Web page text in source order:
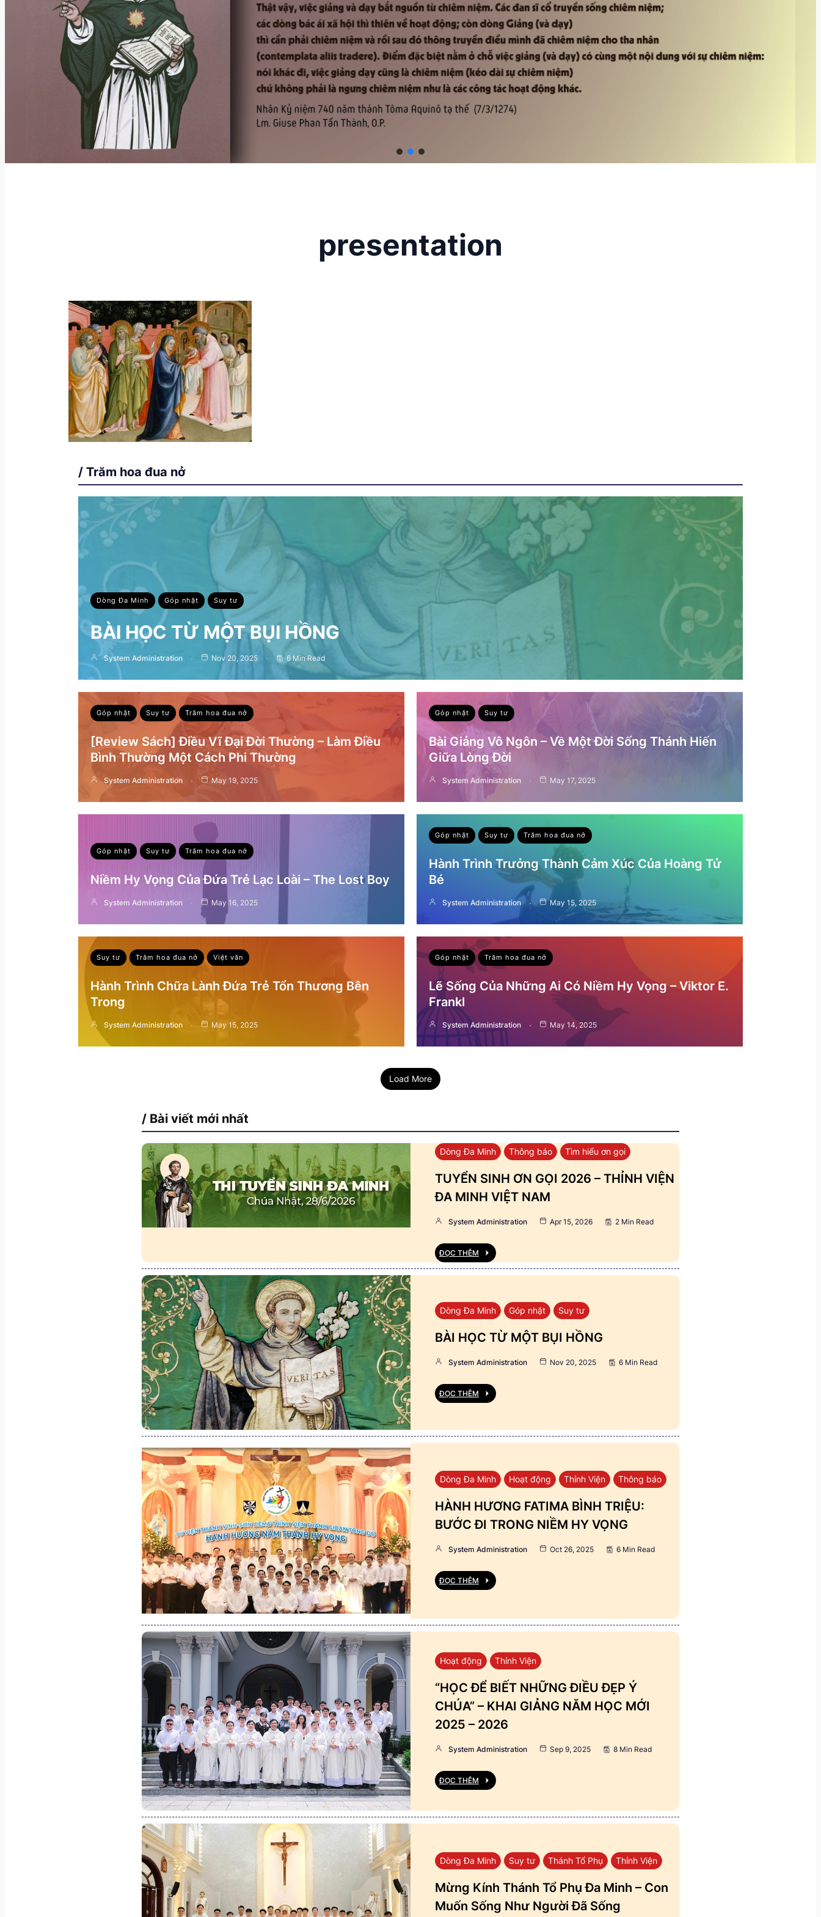
presentation
/ Trăm hoa đua nở
Dòng Đa Minh Góp nhặt Suy tư
BÀI HỌC TỪ MỘT BỤI HỒNG
System Administration Nov 20, 2025 6 Min Read
Góp nhặt Suy tư Trăm hoa đua nở
[Review Sách] Điều Vĩ Đại Đời Thường – Làm Điều
Bình Thường Một Cách Phi Thường
System Administration May 19, 2025
Góp nhặt Suy tư
Bài Giảng Vô Ngôn – Về Một Đời Sống Thánh Hiến
Giữa Lòng Đời
System Administration May 17, 2025
Góp nhặt Suy tư Trăm hoa đua nở
Niềm Hy Vọng Của Đứa Trẻ Lạc Loài – The Lost Boy
System Administration May 16, 2025
Góp nhặt Suy tư Trăm hoa đua nở
Hành Trình Trưởng Thành Cảm Xúc Của Hoàng Tử
Bé
System Administration May 15, 2025
Suy tư Trăm hoa đua nở Việt văn
Hành Trình Chữa Lành Đứa Trẻ Tổn Thương Bên
Trong
System Administration May 15, 2025
Góp nhặt Trăm hoa đua nở
Lẽ Sống Của Những Ai Có Niềm Hy Vọng – Viktor E.
Frankl
System Administration May 14, 2025
Load More
/ Bài viết mới nhất
Dòng Đa Minh Thông báo Tìm hiểu ơn gọi
TUYỂN SINH ƠN GỌI 2026 – THỈNH VIỆN
ĐA MINH VIỆT NAM
System Administration Apr 15, 2026 2 Min Read
ĐỌC THÊM
Dòng Đa Minh Góp nhặt Suy tư
BÀI HỌC TỪ MỘT BỤI HỒNG
System Administration Nov 20, 2025 6 Min Read
ĐỌC THÊM
Dòng Đa Minh Hoạt động Thỉnh Viện Thông báo
HÀNH HƯƠNG FATIMA BÌNH TRIỆU:
BƯỚC ĐI TRONG NIỀM HY VỌNG
System Administration Oct 26, 2025 6 Min Read
ĐỌC THÊM
Hoạt động Thỉnh Viện
“HỌC ĐỂ BIẾT NHỮNG ĐIỀU ĐẸP Ý
CHÚA” – KHAI GIẢNG NĂM HỌC MỚI
2025 – 2026
System Administration Sep 9, 2025 8 Min Read
ĐỌC THÊM
Dòng Đa Minh Suy tư Thánh Tổ Phụ Thỉnh Viện
Mừng Kính Thánh Tổ Phụ Đa Minh – Con
Muốn Sống Như Người Đã Sống